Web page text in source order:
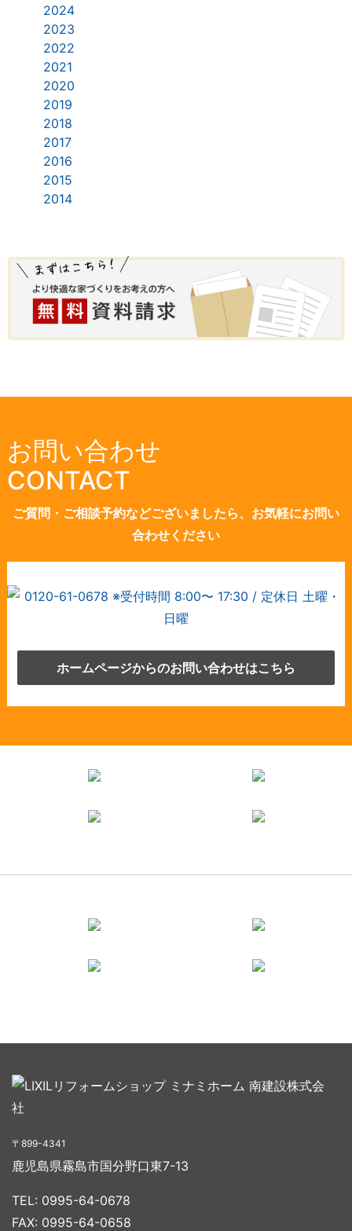
2024
2023
2022
2021
2020
2019
2018
2017
2016
2015
2014
お問い合わせ
CONTACT
ご質問・ご相談予約などございましたら、お気軽にお問い
合わせください
ホームページからのお問い合わせはこちら
〒899-4341
鹿児島県霧島市国分野口東7-13
TEL: 0995-64-0678
FAX: 0995-64-0658